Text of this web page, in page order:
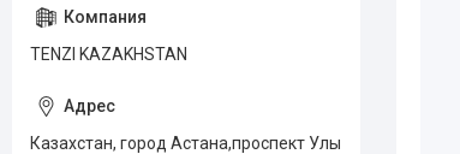
TENZI KAZAKHSTAN
Казахстан, город Астана,проспект Улы